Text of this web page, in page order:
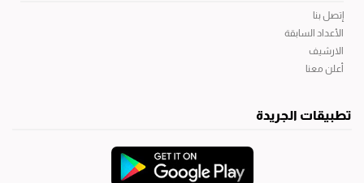
إتصل بنا
الأعداد السابقة
الارشيف
أعلن معنا
تطبيقات الجريدة